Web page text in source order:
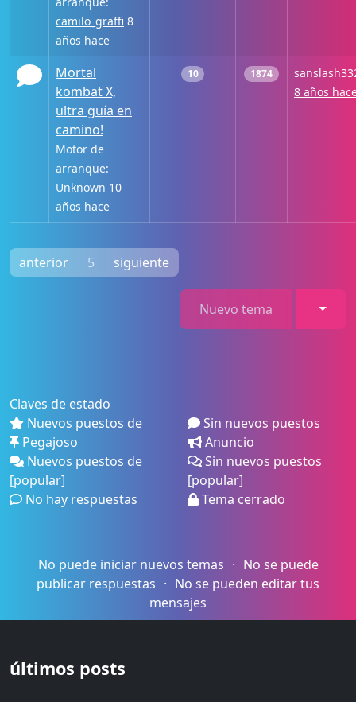
camilo_graffi 8
años hace
Mortal
kombat X,
ultra guía en
camino!
Motor de
arranque:
Unknown 10
años hace
10 1874
8 años
anterior 5 siguiente
Nuevo tema
Claves de estado
Nuevos puestos de
Sin nuevos puestos
Pegajoso
Anuncio
Nuevos puestos de
[popular]
Sin nuevos puestos
[popular]
No hay respuestas
Tema cerrado
No puede iniciar nuevos temas
No se puede
publicar respuestas
No se pueden editar tus
mensajes
últimos posts